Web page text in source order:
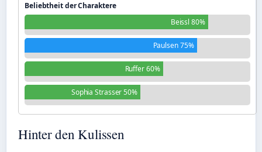
Beliebtheit der Charaktere
Beissl 80%
Paulsen 75%
Ruffer 60%
Sophia Strasser 50%
Hinter den Kulissen